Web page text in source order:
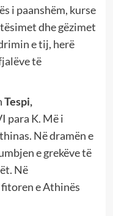
i paanshëm, kurse
dhe gëzimet
e tij, herë
të
Tespi,
para K. Më i
Në dramën e
e grekëve të
Në
e Athinës